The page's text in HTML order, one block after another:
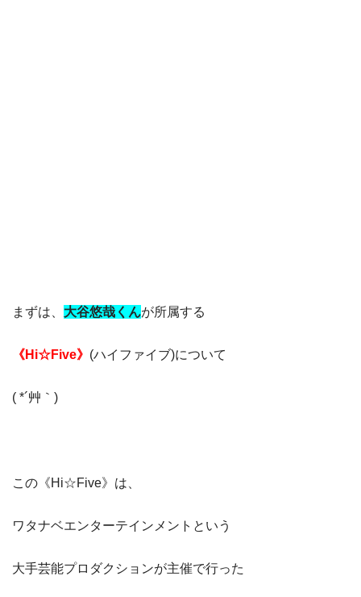
まずは、 大谷悠哉くんが所属する
《Hi☆Five》 (ハイファイブ)について
( *´艸｀)
この《Hi☆Five》は、
ワタナベエンターテインメントという
大手芸能プロダクションが主催で行った